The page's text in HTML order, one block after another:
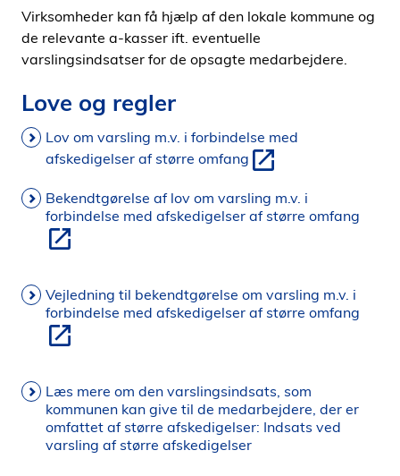
Virksomheder kan få hjælp af den lokale kommune og
de relevante a-kasser ift. eventuelle
varslingsindsatser for de opsagte medarbejdere.
Love og regler
Lov om varsling m.v. i forbindelse med
afskedigelser af større omfang
Bekendtgørelse af lov om varsling m.v. i
forbindelse med afskedigelser af større omfang
Vejledning til bekendtgørelse om varsling m.v. i
forbindelse med afskedigelser af større omfang
Læs mere om den varslingsindsats, som
kommunen kan give til de medarbejdere, der er
omfattet af større afskedigelser: Indsats ved
varsling af større afskedigelser